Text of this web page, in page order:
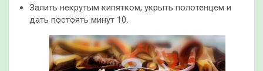
Залить некрутым кипятком, укрыть полотенцем и
дать постоять минут 10.